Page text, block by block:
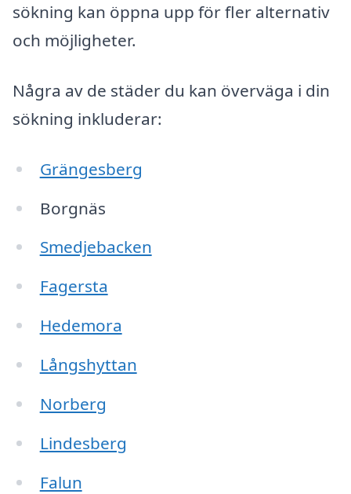
sökning kan öppna upp för fler alternativ
och möjligheter.
Några av de städer du kan överväga i din
sökning inkluderar:
Grängesberg
Borgnäs
Smedjebacken
Fagersta
Hedemora
Långshyttan
Norberg
Lindesberg
Falun